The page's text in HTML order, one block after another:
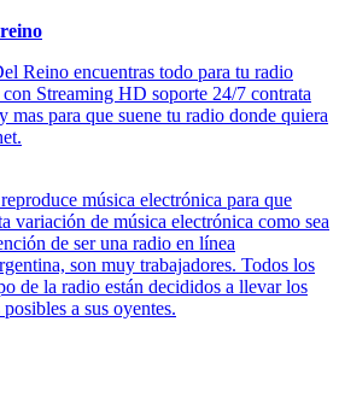
Reino encuentras todo para tu radio
Streaming HD soporte 24/7 contrata
para que suene tu radio donde quiera
música electrónica para que
variación de música electrónica como sea
de ser una radio en línea
son muy trabajadores. Todos los
de la radio están decididos a llevar los
a sus oyentes.